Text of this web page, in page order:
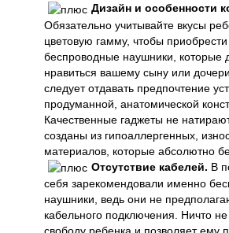
Дизайн и особенности
Обязательно учитывайте вкусы
цветовую гамму, чтобы приобрести
беспроводные наушники, которые
нравиться вашему сыну или
следует отдавать предпочтение
продуманной, анатомической
Качественные гаджеты не
созданы из гипоаллергенных,
материалов, которые абсолютно
Отсутствие кабелей. В
себя зарекомендовали именно
наушники, ведь они не
кабельного подключения. Ничто